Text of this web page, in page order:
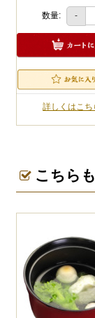
数量: -
詳しくはこち
こちら